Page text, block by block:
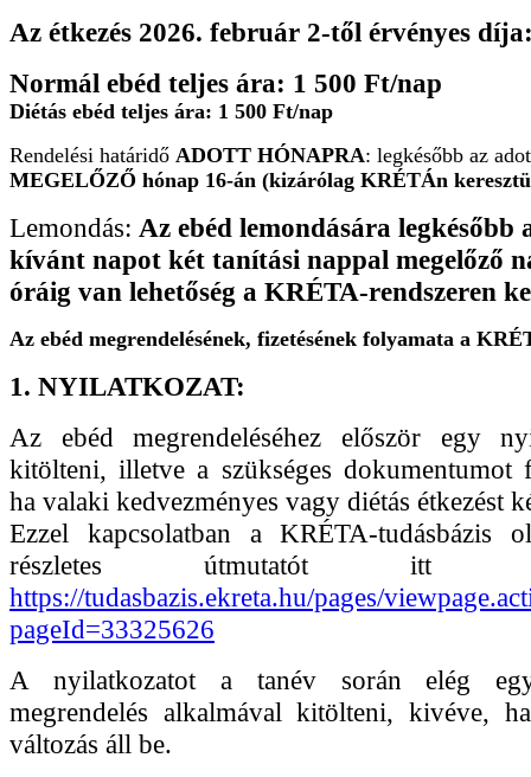
Az étkezés 2026. február 2-től érvényes
Normál ebéd teljes ára: 1 500 Ft/nap
Diétás ebéd teljes ára: 1 500 Ft/nap
Rendelési határidő ADOTT HÓNAPRA: legkésőbb az
MEGELŐZŐ hónap 16-án (kizárólag KRÉTÁn
Lemondás: Az ebéd lemondására legkésőbb
kívánt napot két tanítási nappal megelőző
óráig van lehetőség a KRÉTA-rendszeren
Az ebéd megrendelésének, fizetésének folyamata a
1. NYILATKOZAT:
Az ebéd megrendeléséhez először egy
kitölteni, illetve a szükséges dokumentumot
ha valaki kedvezményes vagy diétás étkezést
Ezzel kapcsolatban a KRÉTA-tudásbázis
részletes útmutatót
https://tudasbazis.ekreta.hu/pages/
pageId=33325626
A nyilatkozatot a tanév során elég
megrendelés alkalmával kitölteni, kivéve,
változás áll be.